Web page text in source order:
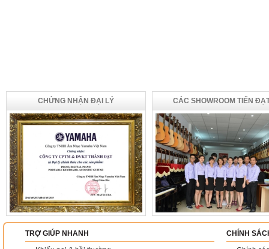
CHỨNG NHẬN ĐẠI LÝ CÁC SHOWROOM TIẾN
TRỢ GIÚP NHANH
CHÍNH